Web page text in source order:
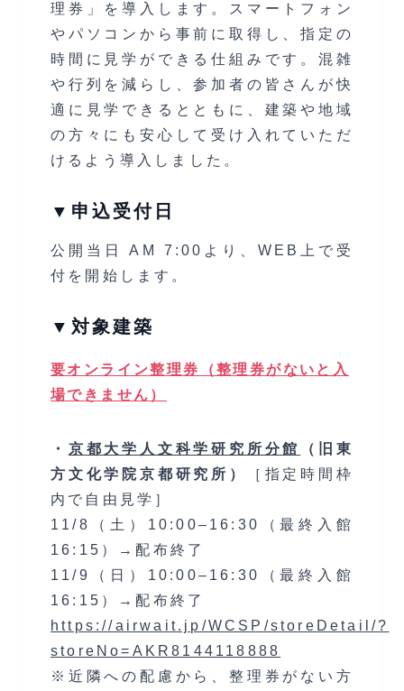
理券」を導入します。スマートフォン
やパソコンから事前に取得し、指定の
時間に見学ができる仕組みです。混雑
や行列を減らし、参加者の皆さんが快
適に見学できるとともに、建築や地域
の方々にも安心して受け入れていただ
けるよう導入しました。
▼申込受付日
公開当日 AM 7:00より、WEB上で受
付を開始します。
▼対象建築
要オンライン整理券（整理券がないと入
場できません）
・ 京都大学人文科学研究所分館
（旧東
方文化学院京都研究所）
［指定時間枠
内で自由見学］
11/8（土）10:00–16:30（最終入館
16:15）→配布終了
11/9（日）10:00–16:30（最終入館
16:15）→配布終了
https://airwait.jp/WCSP/storeDetail/?
storeNo=AKR8144118888
※近隣への配慮から、整理券がない方